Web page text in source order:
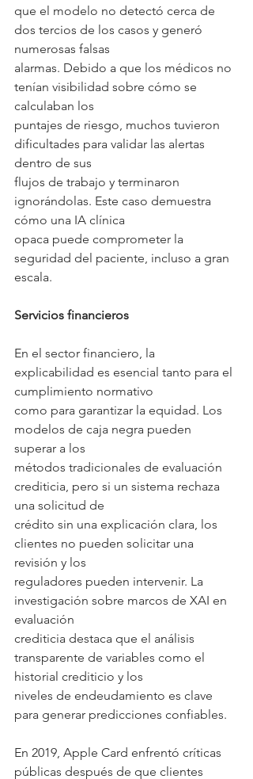
que el modelo no detectó cerca de
dos tercios de los casos y generó
numerosas falsas
alarmas. Debido a que los médicos no
tenían visibilidad sobre cómo se
calculaban los
puntajes de riesgo, muchos tuvieron
dificultades para validar las alertas
dentro de sus
flujos de trabajo y terminaron
ignorándolas. Este caso demuestra
cómo una IA clínica
opaca puede comprometer la
seguridad del paciente, incluso a gran
escala.
Servicios financieros
En el sector financiero, la
explicabilidad es esencial tanto para el
cumplimiento normativo
como para garantizar la equidad. Los
modelos de caja negra pueden
superar a los
métodos tradicionales de evaluación
crediticia, pero si un sistema rechaza
una solicitud de
crédito sin una explicación clara, los
clientes no pueden solicitar una
revisión y los
reguladores pueden intervenir. La
investigación sobre marcos de XAI en
evaluación
crediticia destaca que el análisis
transparente de variables como el
historial crediticio y los
niveles de endeudamiento es clave
para generar predicciones confiables.
En 2019, Apple Card enfrentó críticas
públicas después de que clientes